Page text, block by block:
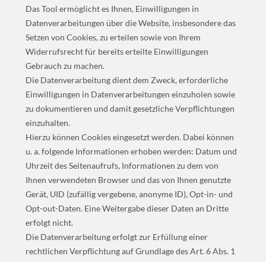
Das Tool ermöglicht es Ihnen, Einwilligungen in
Datenverarbeitungen über die Website, insbesondere das
Setzen von Cookies, zu erteilen sowie von Ihrem
Widerrufsrecht für bereits erteilte Einwilligungen
Gebrauch zu machen.
Die Datenverarbeitung dient dem Zweck, erforderliche
Einwilligungen in Datenverarbeitungen einzuholen sowie
zu dokumentieren und damit gesetzliche Verpflichtungen
einzuhalten.
Hierzu können Cookies eingesetzt werden. Dabei können
u. a. folgende Informationen erhoben werden: Datum und
Uhrzeit des Seitenaufrufs, Informationen zu dem von
Ihnen verwendeten Browser und das von Ihnen genutzte
Gerät, UID (zufällig vergebene, anonyme ID), Opt-in- und
Opt-out-Daten. Eine Weitergabe dieser Daten an Dritte
erfolgt nicht.
Die Datenverarbeitung erfolgt zur Erfüllung einer
rechtlichen Verpflichtung auf Grundlage des Art. 6 Abs. 1